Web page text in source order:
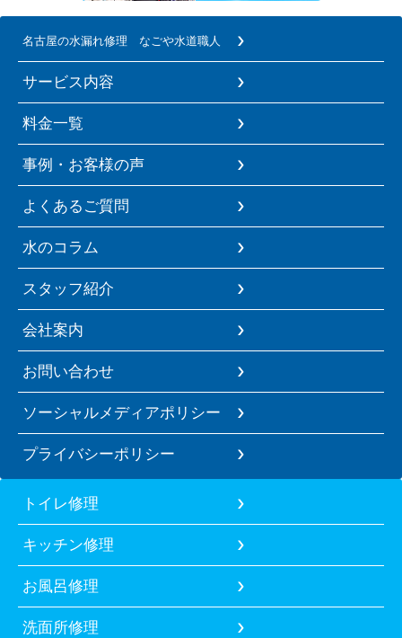
名古屋の水漏れ修理 なごや水道職人
サービス内容
料金一覧
事例・お客様の声
よくあるご質問
水のコラム
スタッフ紹介
会社案内
お問い合わせ
ソーシャルメディアポリシー
プライバシーポリシー
トイレ修理
キッチン修理
お風呂修理
洗面所修理